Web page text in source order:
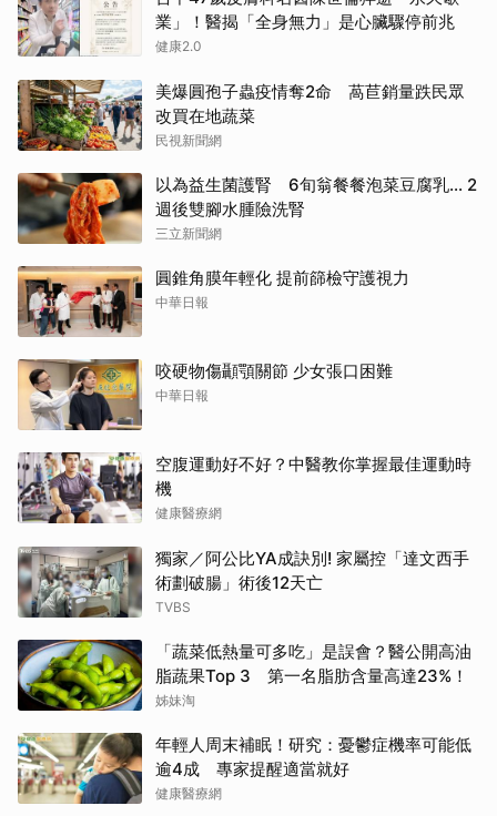
業」！醫揭「全身無力」是心臟驟停前兆
健康2.0
美爆圓孢子蟲疫情奪2命 萵苣銷量跌民眾
改買在地蔬菜
民視新聞網
以為益生菌護腎 6旬翁餐餐泡菜豆腐乳... 2
週後雙腳水腫險洗腎
三立新聞網
圓錐角膜年輕化 提前篩檢守護視力
中華日報
咬硬物傷顳顎關節 少女張口困難
中華日報
空腹運動好不好？中醫教你掌握最佳運動時
機
健康醫療網
獨家／阿公比YA成訣別! 家屬控「達文西手
術劃破腸」術後12天亡
TVBS
「蔬菜低熱量可多吃」是誤會？醫公開高油
脂蔬果Top 3 第一名脂肪含量高達23%！
姊妹淘
年輕人周末補眠！研究：憂鬱症機率可能低
逾4成 專家提醒適當就好
健康醫療網